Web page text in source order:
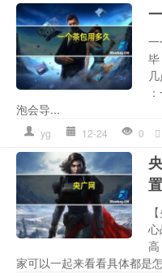
泡会导...
yg 12-24 0
家可以一起来看看具体都是